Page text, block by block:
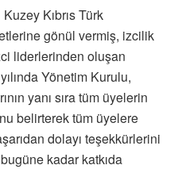
Kıbrıs Türk
gönül vermiş, izcilik
liderlerinden oluşan
Yönetim Kurulu,
yanı sıra tüm üyelerin
belirterek tüm üyelere
dolayı teşekkürlerini
kadar katkıda